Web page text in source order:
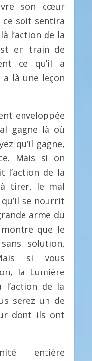
son cœur
ce soit sentira
l’action de la
en train de
ce qu’il a
a là une leçon
enveloppée
gagne là où
qu’il gagne,
Mais si on
l’action de la
tirer, le mal
se nourrit
arme du
que le
solution,
si vous
la Lumière
de la
serez un de
dont ils ont
entière